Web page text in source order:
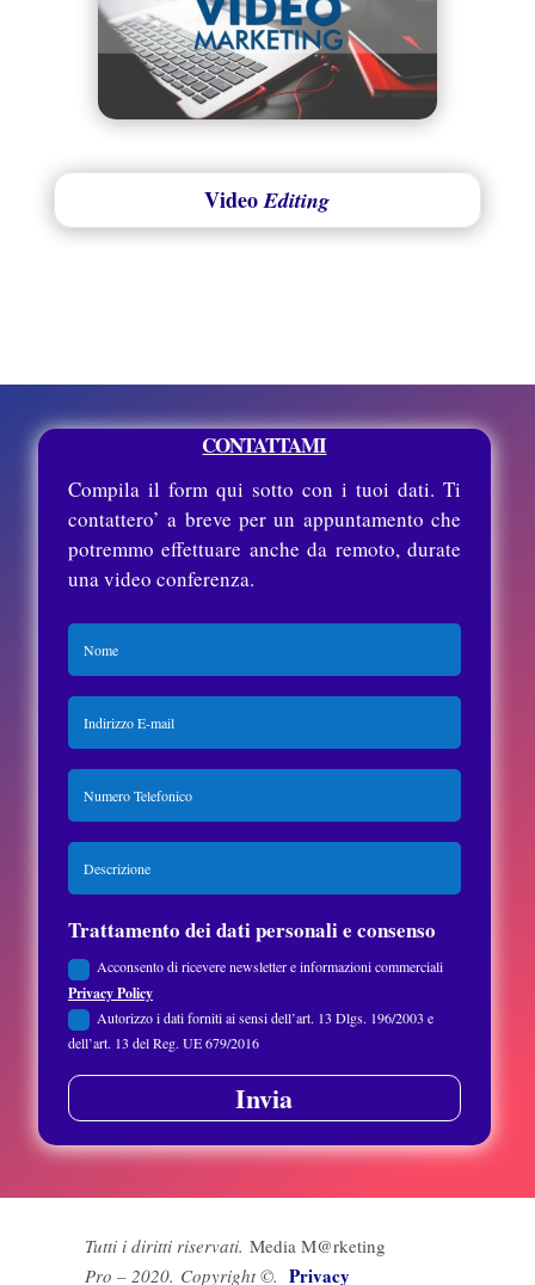
VideoEditing
CONTATTAMI
Compila il form qui sotto con i tuoi dati. Ti
contattero’ a breve per un appuntamento che
potremmo effettuare anche da remoto, durate
una video conferenza.
Trattamento dei dati personali e consenso
Acconsento di ricevere newsletter e informazioni commerciali
Privacy Policy
Autorizzo i dati forniti ai sensi dell’art. 13 Dlgs. 196/2003 e
dell’art. 13 del Reg. UE 679/2016
Invia
Tutti i diritti riservati. Media M@rketing
Pro – 2020. Copyright ©. Privacy